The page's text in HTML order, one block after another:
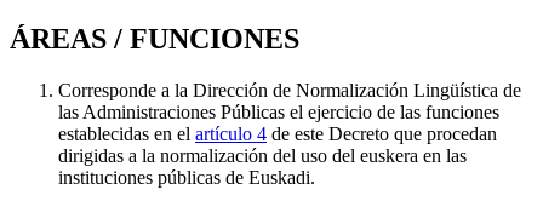
ÁREAS / FUNCIONES
Corresponde a la Dirección de Normalización Lingüística de
las Administraciones Públicas el ejercicio de las funciones
establecidas en el artículo 4 de este Decreto que procedan
dirigidas a la normalización del uso del euskera en las
instituciones públicas de Euskadi.